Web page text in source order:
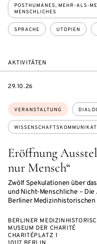
POSTHUMANES, MEHR-ALS-
MENSCHLICHES
SPRACHE UTOPIEN
AKTIVITÄTEN
Eröffnung
nur Mensch“
Zwölf Spekulationen über
und Nicht-Menschliche –
Berliner Medizinhistorischen
Themen:
VERANSTALTUNG
EVENTBEGINSON
29.10.26
BERLINER
MUSEUM DER CHARITÉ
CHARITÉPLATZ 1